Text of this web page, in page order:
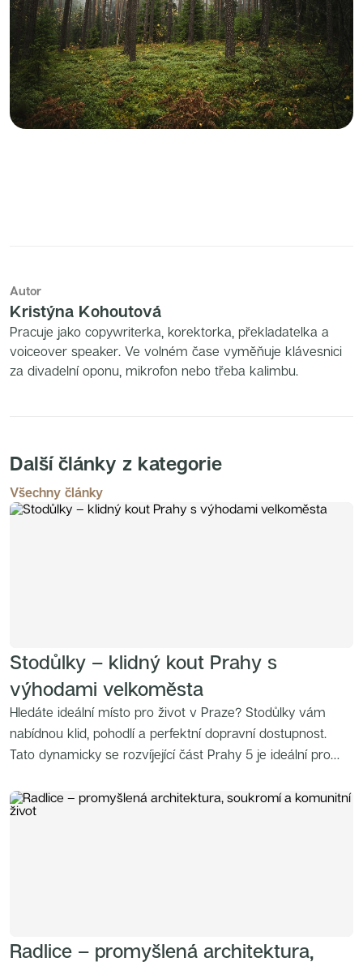
Autor
Kristýna Kohoutová
Pracuje jako copywriterka, korektorka, překladatelka a
voiceover speaker. Ve volném čase vyměňuje klávesnici
za divadelní oponu, mikrofon nebo třeba kalimbu.
Další články z kategorie
Všechny články
Stodůlky – klidný kout Prahy s
výhodami velkoměsta
Hledáte ideální místo pro život v Praze? Stodůlky vám
nabídnou klid, pohodlí a perfektní dopravní dostupnost.
Tato dynamicky se rozvíjející část Prahy 5 je ideální pro
výhody městského života a zároveň si uchovat prostor
pro relax.
Radlice – promyšlená architektura,